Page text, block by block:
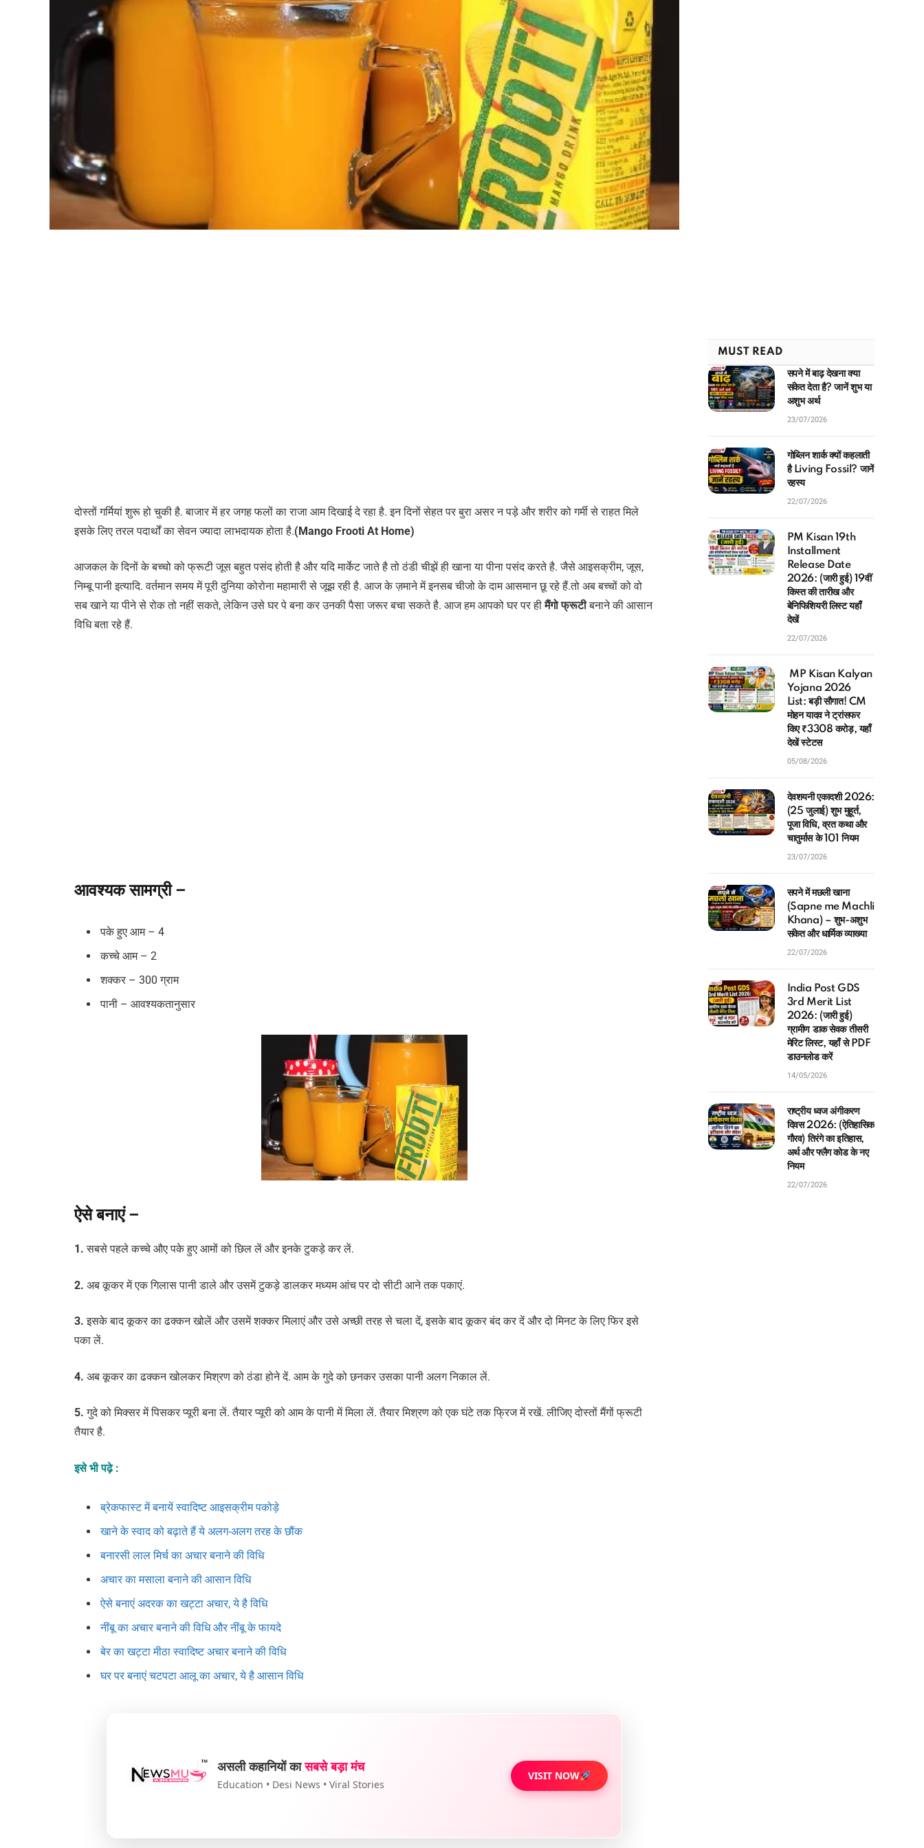
दोस्तों गर्मियां शुरू हो चुकी है. बाजार में हर जगह फलों का राजा आम दिखाई दे रहा है. इन दिनों सेहत पर बुरा असर न पड़े और शरीर को गर्मी से राहत मिले
इसके लिए तरल पदार्थों का सेवन ज्यादा लाभदायक होता है.(Mango Frooti At Home)
आजकल के दिनों के बच्चो को फ्रूटी जूस बहुत पसंद होती है और यदि मार्केट जाते है तो ठंडी चीझें ही खाना या पीना पसंद करते है. जैसे आइसक्रीम, जूस,
निम्बू पानी इत्यादि. वर्तमान समय में पूरी दुनिया कोरोना महामारी से जूझ रही है. आज के ज़माने में इनसब चीजो के दाम आसमान छू रहे हैं.तो अब बच्चों को वो
सब खाने या पीने से रोक तो नहीं सकते, लेकिन उसे घर पे बना कर उनकी पैसा जरूर बचा सकते है. आज हम आपको घर पर हीमैंगो फ्रूटीबनाने की आसान
विधि बता रहे हैं.
आवश्यक सामग्री –
पके हुए आम – 4
कच्चे आम – 2
शक्‍कर – 300 ग्राम
पानी – आवश्यकतानुसार
ऐसे बनाएं –
1. सबसे पहले कच्चे औए पके हुए आमों को छिल लें और इनके टुकड़े कर लें.
2. अब कूकर में एक गिलास पानी डाले और उसमें टुकड़े डालकर मध्यम आंच पर दो सीटी आने तक पकाएं.
3. इसके बाद कूकर का ढक्कन खोलें और उसमें शक्‍कर मिलाएं और उसे अच्‍छी तरह से चला दें, इसके बाद कूकर बंद कर दें और दो मिनट के लिए फिर इसे
पका लें.
4. अब कूकर का ढक्कन खोलकर मिश्रण को ठंडा होने दें. आम के गुदे को छनकर उसका पानी अलग निकाल लें.
5. गुदे को मिक्सर में पिसकर प्यूरी बना लें. तैयार प्यूरी को आम के पानी में मिला लें. तैयार मिश्रण को एक घंटे तक फ्रिज में रखें. लीजिए दोस्तों मैंगों फ्रूटी
तैयार है.
इसे भी पढ़े :
ब्रेकफास्ट में बनायें स्वादिष्ट आइसक्रीम पकोड़े
खाने के स्वाद को बढ़ाते हैं ये अलग-अलग तरह के छौंक
बनारसी लाल मिर्च का अचार बनाने की विधि
अचार का मसाला बनाने की आसान विधि
ऐसे बनाएं अदरक का खट्टा अचार, ये है विधि
नींबू का अचार बनाने की विधि और नींबू के फायदे
बेर का खट्टा मीठा स्वादिष्ट अचार बनाने की विधि
घर पर बनाएं चटपटा आलू का अचार, ये है आसान विधि
असली कहानियों कासबसे बड़ा मंच
Education • Desi News • Viral Stories
VISIT NOW
संकेत देता है? जानें शुभ या
अशुभ अर्थ
23/07/2026
है Living Fossil? जानें
रहस्य
22/07/2026
Installment
Release Date
2026: (जारी हुई) 19वीं
किस्त की तारीख और
बेनिफिशियरी लिस्ट यहाँ
देखें
22/07/2026
Yojana 2026
List: बड़ी सौगात! CM
मोहन यादव ने ट्रांसफर
किए ₹3308 करोड़, यहाँ
देखें स्टेटस
05/08/2026
(25 जुलाई) शुभ मुहूर्त,
पूजा विधि, व्रत कथा और
चातुर्मास के 101 नियम
23/07/2026
(Sapne me Machli
Khana) – शुभ-अशुभ
संकेत और धार्मिक व्याख्या
22/07/2026
3rd Merit List
2026: (जारी हुई)
ग्रामीण डाक सेवक तीसरी
मेरिट लिस्ट, यहाँ से PDF
डाउनलोड करें
14/05/2026
दिवस 2026: (ऐतिहासिक
गौरव) तिरंगे का इतिहास,
अर्थ और फ्लैग कोड के नए
नियम
22/07/2026